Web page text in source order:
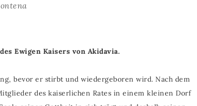
Ewigen Kaisers von Akidavia.
bevor er stirbt und wiedergeboren wird. Nach dem
des kaiserlichen Rates in einem kleinen Dorf